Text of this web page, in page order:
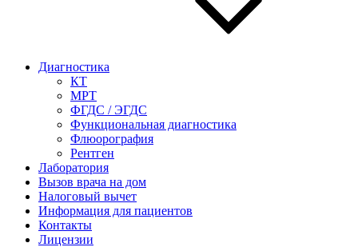
Диагностика
КТ
МРТ
ФГДС / ЭГДС
Функциональная диагностика
Флюорография
Рентген
Лаборатория
Вызов врача на дом
Налоговый вычет
Информация для пациентов
Контакты
Лицензии